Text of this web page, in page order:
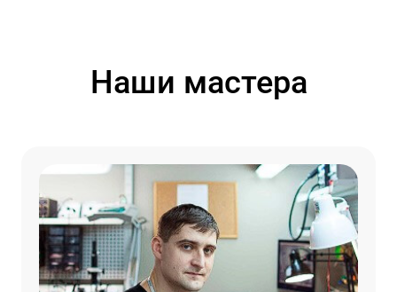
Наши мастера